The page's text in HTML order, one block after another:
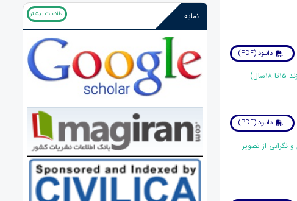
دانلود (PDF)
دانلود (PDF)
نگرانی از تصویر
نمایه اطلاعات بیشتر